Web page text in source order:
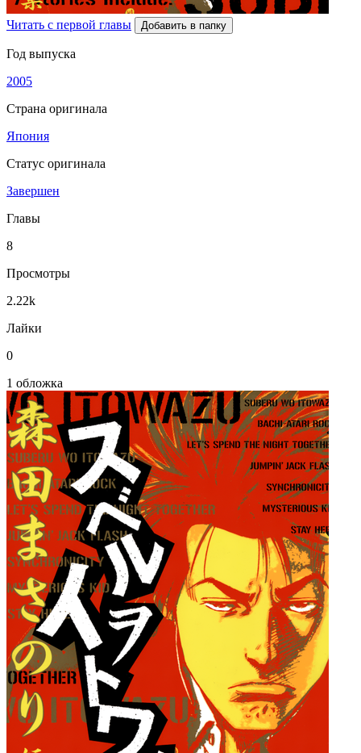
Читать с первой главы Добавить в папку
Год выпуска
2005
Страна оригинала
Япония
Статус оригинала
Завершен
Главы
8
Просмотры
2.22k
Лайки
0
1 обложка